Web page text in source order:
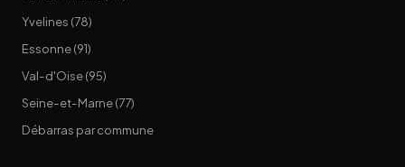
Yvelines (78)
Essonne (91)
Val-d'Oise (95)
Seine-et-Marne (77)
Débarras par commune